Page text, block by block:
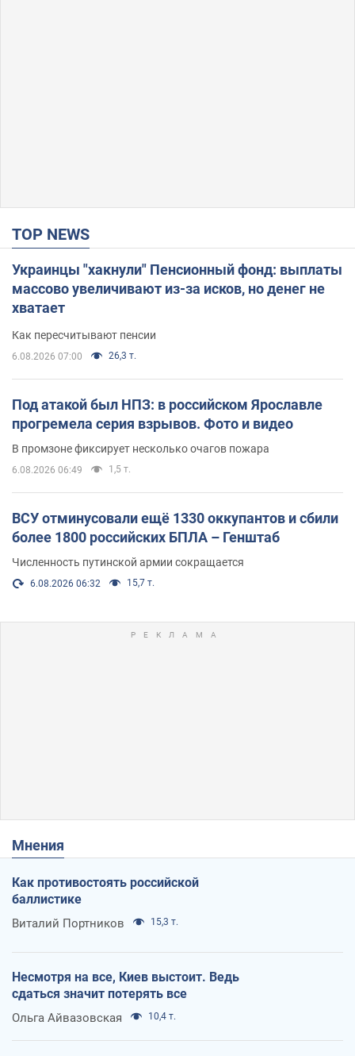
TOP NEWS
Украинцы "хакнули" Пенсионный фонд: выплаты
массово увеличивают из-за исков, но денег не
хватает
Как пересчитывают пенсии
6.08.2026 07:00 26,3 т.
Под атакой был НПЗ: в российском Ярославле
прогремела серия взрывов. Фото и видео
В промзоне фиксирует несколько очагов пожара
6.08.2026 06:49 1,5 т.
ВСУ отминусовали ещё 1330 оккупантов и сбили
более 1800 российских БПЛА – Генштаб
Численность путинской армии сокращается
6.08.2026 06:32 15,7 т.
Мнения
Как противостоять российской
баллистике
Виталий Портников 15,3 т.
Несмотря на все, Киев выстоит. Ведь
сдаться значит потерять все
Ольга Айвазовская 10,4 т.